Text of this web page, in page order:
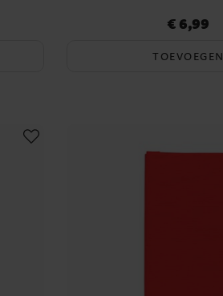
Prijs:€ 6,99
€ 6,99
TOEVOEGEN